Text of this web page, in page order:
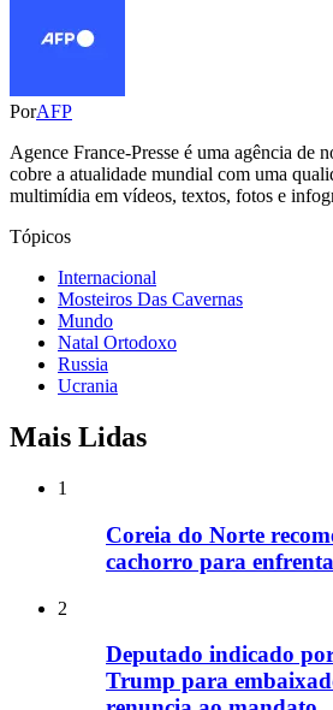
PorAFP
Agence France-Presse é uma agência de
cobre a atualidade mundial com uma
multimídia em vídeos, textos, fotos e
Tópicos
Internacional
Mosteiros Das Cavernas
Mundo
Natal Ortodoxo
Russia
Ucrania
Mais Lidas
1
Coreia do Norte
cachorro para
2
Deputado indicado
Trump para